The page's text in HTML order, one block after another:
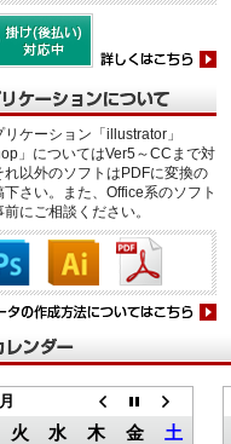
ケーション「illustrator」
」についてはVer5～CCまで対
れ以外のソフトはPDFに変換の
さい。また、Office系のソフト
にご相談ください。
火 水 木 金 土